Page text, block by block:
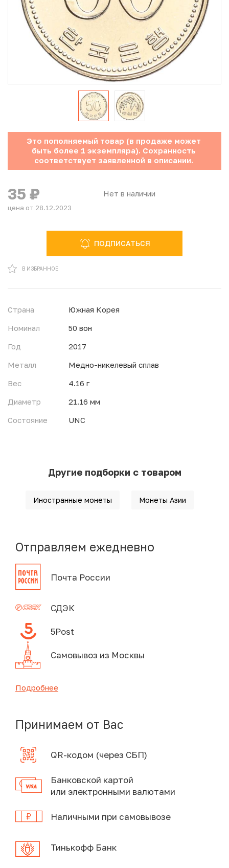
Юбилейные монеты Банка России (с 1999 года)
Памятные и инвестиционные монеты СССР и России
Иностранные монеты
Неофициальные выпуски монет (Unusual)
Античные и средневековые монеты
Наборы монет
Инвестиционные монеты
Это пополняемый товар (в продаже может
быть более 1 экземпляра). Сохранность
соответствует заявленной в описании.
Нет в наличии
35 ₽
цена от 28.12.2023
ПОДПИСАТЬСЯ
В ИЗБРАННОЕ
Страна
Южная Корея
Номинал
50 вон
Год
2017
Металл
Медно-никелевый сплав
Вес
4.16 г
Диаметр
21.16 мм
Состояние
UNC
Другие подборки с товаром
Иностранные монеты Монеты Азии
Отправляем ежедневно
Почта России
СДЭК
5Post
Самовывоз из Москвы
Подробнее
Принимаем от Вас
QR-кодом (через СБП)
Банковской картой
или электронными валютами
Наличными при самовывозе
Тинькофф Банк